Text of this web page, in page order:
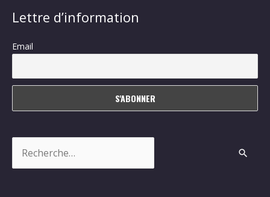
Lettre d’information
Email